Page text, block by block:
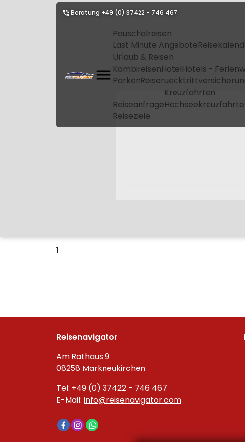
Beratung +49 (0) 37422 - 746 467
Pauschalreisen
Last Minute Angebote
Urlaub & Reisen
KombireisenHotelHotels -
Parken
Reiseanfrage
Kreuzfahrten
Reiseziele
1
Reisenavigator
Am Rathaus 9
08258 Markneukirchen
Tel: +49 (0) 37422 - 746 467
E-Mail: info@reisenavigator.com